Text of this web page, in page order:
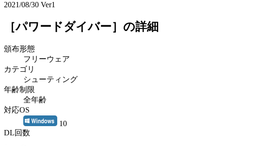
2021/08/30 Ver1
［パワードダイバー］ の詳細
頒布形態
フリーウェア
カテゴリ
シューティング
年齢制限
全年齢
対応OS
10
DL回数